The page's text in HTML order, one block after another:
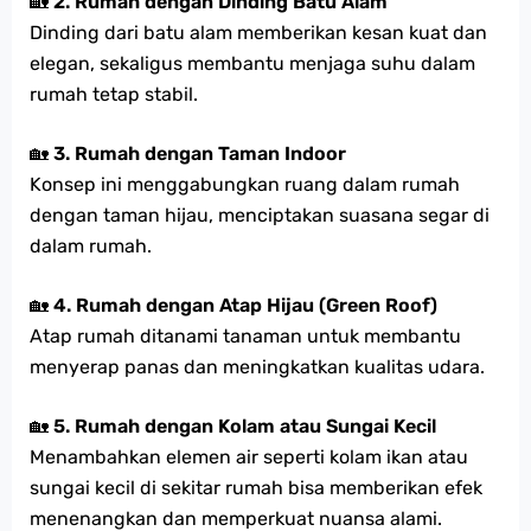
Dinding dari batu alam memberikan kesan kuat dan
elegan, sekaligus membantu menjaga suhu dalam
rumah tetap stabil.
🏡 3. Rumah dengan Taman Indoor
Konsep ini menggabungkan ruang dalam rumah
dengan taman hijau, menciptakan suasana segar di
dalam rumah.
🏡 4. Rumah dengan Atap Hijau (Green Roof)
Atap rumah ditanami tanaman untuk membantu
menyerap panas dan meningkatkan kualitas udara.
🏡 5. Rumah dengan Kolam atau Sungai Kecil
Menambahkan elemen air seperti kolam ikan atau
sungai kecil di sekitar rumah bisa memberikan efek
menenangkan dan memperkuat nuansa alami.